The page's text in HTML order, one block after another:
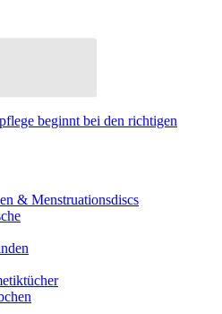
beginnt bei den richtigen
& Menstruationsdiscs